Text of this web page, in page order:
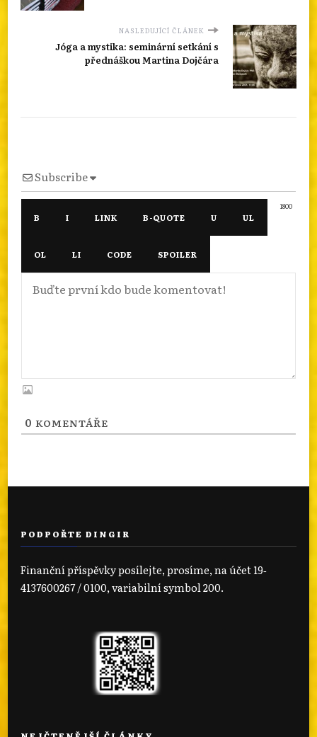
NASLEDUJÍCÍ ČLÁNEK
Jóga a mystika: seminární setkání s
přednáškou Martina Dojčára
Subscribe
1800
0 KOMENTÁŘE
PODPOŘTE DINGIR
Finanční příspěvky posílejte, prosíme, na účet 19‐
4137600267 / 0100, variabilní symbol 200.